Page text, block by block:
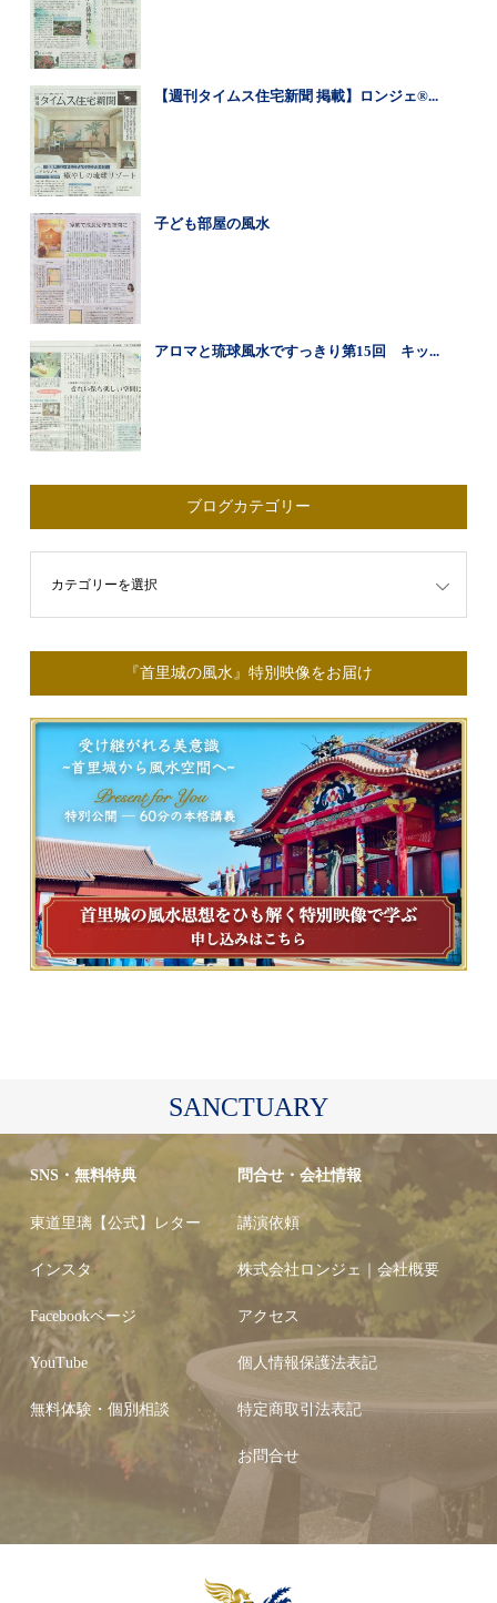
【週刊タイムス住宅新聞 掲載】ロンジェ®...
子ども部屋の風水
アロマと琉球風水ですっきり第15回 キッ...
ブログカテゴリー
『首里城の風水』特別映像をお届け
SANCTUARY
SNS・無料特典
東道里璃【公式】レター
インスタ
Facebookページ
YouTube
無料体験・個別相談
問合せ・会社情報
講演依頼
株式会社ロンジェ｜会社概要
アクセス
個人情報保護法表記
特定商取引法表記
お問合せ